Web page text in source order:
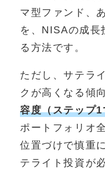
マ型ファンド、
を、NISAの成長
る方法です。
ただし、サテラ
クが高くなる傾
容度（ステップ
ポートフォリオ
位置づけで慎重
テライト投資が